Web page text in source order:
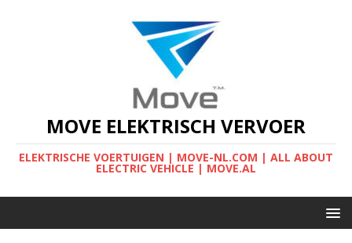
MOVE ELEKTRISCH VERVOER
ELEKTRISCHE VOERTUIGEN | MOVE-NL.COM | ALL ABOUT
ELECTRIC VEHICLE | MOVE.AL